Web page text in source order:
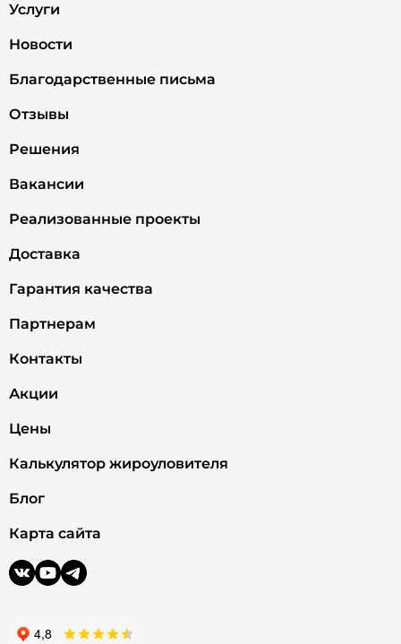
Услуги
Новости
Благодарственные письма
Отзывы
Решения
Вакансии
Реализованные проекты
Доставка
Гарантия качества
Партнерам
Контакты
Акции
Цены
Калькулятор жироуловителя
Блог
Карта сайта